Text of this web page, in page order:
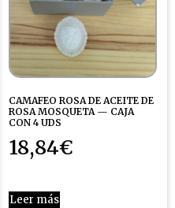
CAMAFEO ROSA DE ACEITE DE
ROSA MOSQUETA — CAJA
CON 4 UDS
18,84€
Leer más